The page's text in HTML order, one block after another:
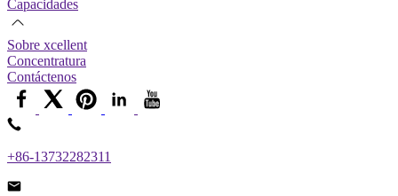
Capacidades
Sobre xcellent
Concentratura
Contáctenos
+86-13732282311